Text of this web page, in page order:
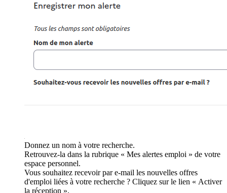
Donnez un nom à votre recherche.
Retrouvez-la dans la rubrique « Mes alertes emploi » de votre
espace personnel.
Vous souhaitez recevoir par e-mail les nouvelles offres
d'emploi liées à votre recherche ? Cliquez sur le lien « Activer
la réception ».